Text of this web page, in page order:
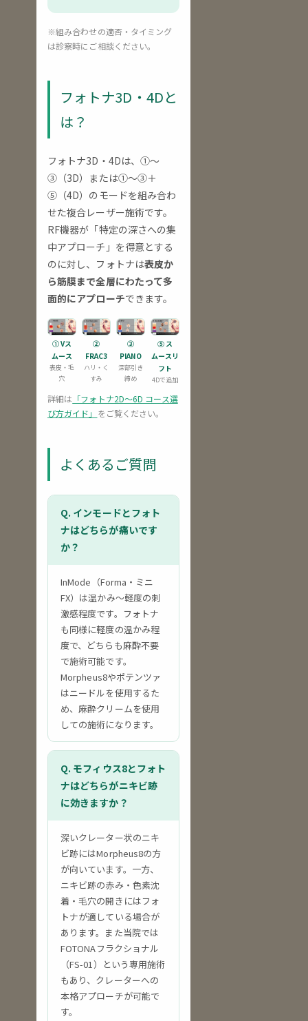
※組み合わせの適否・タイミング
は診察時にご相談ください。
フォトナ3D・4Dと
は？
フォトナ3D・4Dは、①〜
③（3D）または①〜③＋
⑤（4D）のモードを組み合わ
せた複合レーザー施術です。
RF機器が「特定の深さへの集
中アプローチ」を得意とする
のに対し、フォトナは表皮か
ら筋膜まで全層にわたって多
面的にアプローチできます。
① Vス
ムース
表皮・毛
穴
②
FRAC3
ハリ・く
すみ
③
PIANO
深部引き
締め
⑤ ス
ムースリ
フト
4Dで追加
詳細は 「フォトナ2D〜6D コース選
び方ガイド」 をご覧ください。
よくあるご質問
Q. インモードとフォト
ナはどちらが痛いです
か？
InMode（Forma・ミニ
FX）は温かみ〜軽度の刺
激感程度です。フォトナ
も同様に軽度の温かみ程
度で、どちらも麻酔不要
で施術可能です。
Morpheus8やポテンツァ
はニードルを使用するた
め、麻酔クリームを使用
しての施術になります。
Q. モフィウス8とフォト
ナはどちらがニキビ跡
に効きますか？
深いクレーター状のニキ
ビ跡にはMorpheus8の方
が向いています。一方、
ニキビ跡の赤み・色素沈
着・毛穴の開きにはフォ
トナが適している場合が
あります。また当院では
FOTONAフラクショナル
（FS-01）という専用施術
もあり、クレーターへの
本格アプローチが可能で
す。